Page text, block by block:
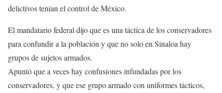
delictivos tenían el control de México.
El mandatario federal dijo que es una táctica de los conservadores
para confundir a la población y que no solo en Sinaloa hay
grupos de sujetos armados.
Apuntó que a veces hay confusiones infundadas por los
conservadores, y que ese grupo armado con uniformes tácticos,